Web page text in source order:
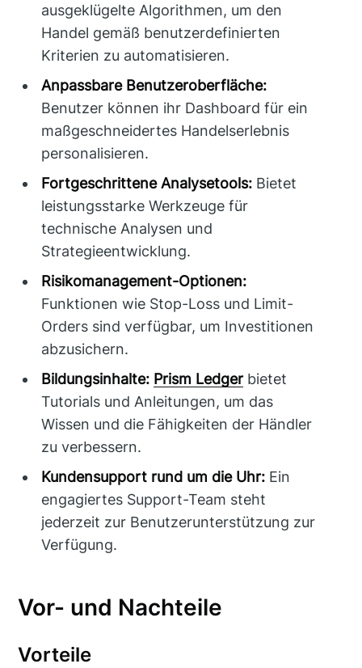
ausgeklügelte Algorithmen, um den
Handel gemäß benutzerdefinierten
Kriterien zu automatisieren.
Anpassbare Benutzeroberfläche:
Benutzer können ihr Dashboard für ein
maßgeschneidertes Handelserlebnis
personalisieren.
Fortgeschrittene Analysetools: Bietet
leistungsstarke Werkzeuge für
technische Analysen und
Strategieentwicklung.
Risikomanagement-Optionen:
Funktionen wie Stop-Loss und Limit-
Orders sind verfügbar, um Investitionen
abzusichern.
Bildungsinhalte: Prism Ledger bietet
Tutorials und Anleitungen, um das
Wissen und die Fähigkeiten der Händler
zu verbessern.
Kundensupport rund um die Uhr: Ein
engagiertes Support-Team steht
jederzeit zur Benutzerunterstützung zur
Verfügung.
Vor- und Nachteile
Vorteile